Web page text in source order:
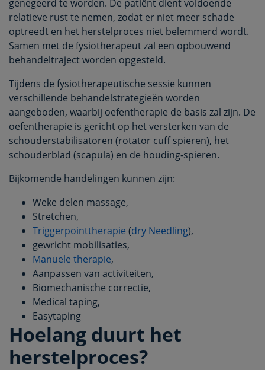
genegeerd te worden. De patiënt dient voldoende
relatieve rust te nemen, zodat er niet meer schade
optreedt en het herstelproces niet belemmerd wordt.
Samen met de fysiotherapeut zal een opbouwend
behandeltraject worden opgesteld.
Tijdens de fysiotherapeutische sessie kunnen
verschillende behandelstrategieën worden
aangeboden, waarbij oefentherapie de basis zal zijn. De
oefentherapie is gericht op het versterken van de
schouderstabilisatoren (rotator cuff spieren), het
schouderblad (scapula) en de houding-spieren.
Bijkomende handelingen kunnen zijn:
Weke delen massage,
Stretchen,
Triggerpointtherapie (dry Needling),
gewricht mobilisaties,
Manuele therapie,
Aanpassen van activiteiten,
Biomechanische correctie,
Medical taping,
Easytaping
Hoelang duurt het
herstelproces?